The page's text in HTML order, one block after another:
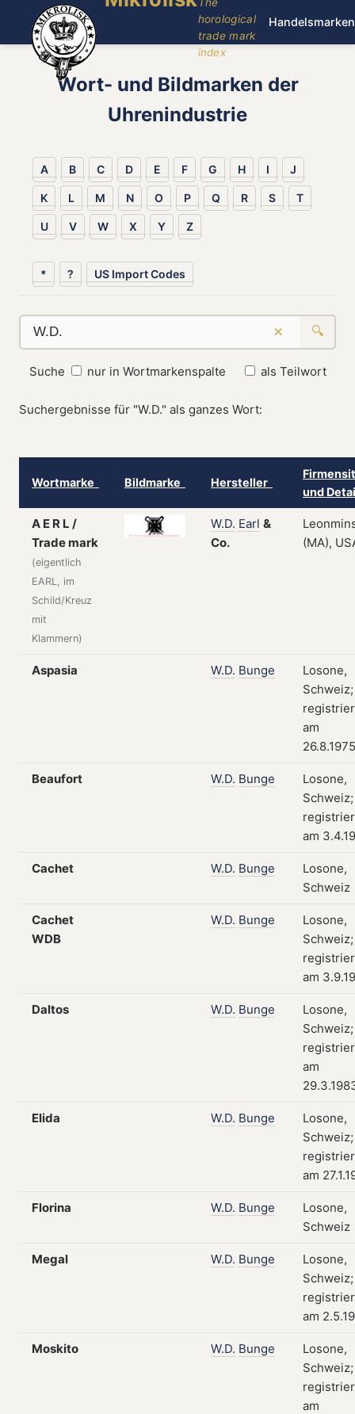
horological
trade mark
index
Handelsmarken
Wort- und Bildmarken der
Uhrenindustrie
A B C D E F G H I J
K L M N O P Q R S T
U V W X Y Z
* ? US Import Codes
× 🔍
Suche nur in Wortmarkenspalte als Teilwort
Suchergebnisse für "W.D." als ganzes Wort:
Wortmarke Bildmarke Hersteller
und
A E R L /
Trade mark
(eigentlich
EARL, im
Schild/Kreuz
mit
Klammern)
W.D. Earl &
Co.
(MA),
Aspasia W.D. Bunge
Losone,
Schweiz;
am
26.8.1975
Beaufort W.D. Bunge
Losone,
Schweiz;
am
Cachet W.D. Bunge
Losone,
Schweiz
Cachet
WDB
W.D. Bunge
Losone,
Schweiz;
am
Daltos W.D. Bunge
Losone,
Schweiz;
am
Elida W.D. Bunge
Losone,
Schweiz;
am
Florina W.D. Bunge
Losone,
Schweiz
Megal W.D. Bunge
Losone,
Schweiz;
am
Moskito W.D. Bunge
Losone,
Schweiz;
am